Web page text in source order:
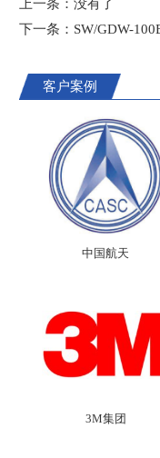
下一条： SW/GDW-
客户案例
中国航天
3M集团